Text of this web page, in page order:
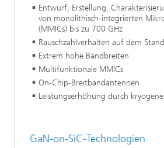
Entwurf, Erstellung,
von monolithisch-integrierten
(MMICs) bis zu 700 GHz
Rauschzahlverhalten auf dem
Extrem hohe Bandbreiten
Multifunktionale MMICs
On-Chip-Breitbandantennen
Leistungserhöhung durch
GaN-on-SiC-Technologien